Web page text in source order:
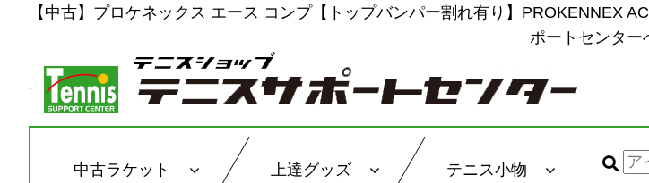
【中古】プロケネックス エース コンプ【トップバンパー割れ有り】PROKENNEX
ポートセンター
中古ラケット 上達グッズ テニス小物